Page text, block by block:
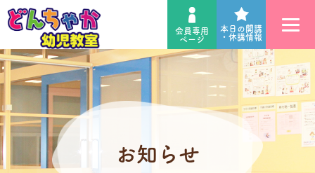
会員専用
ページ
本日の開講
・休講情報
お知らせ